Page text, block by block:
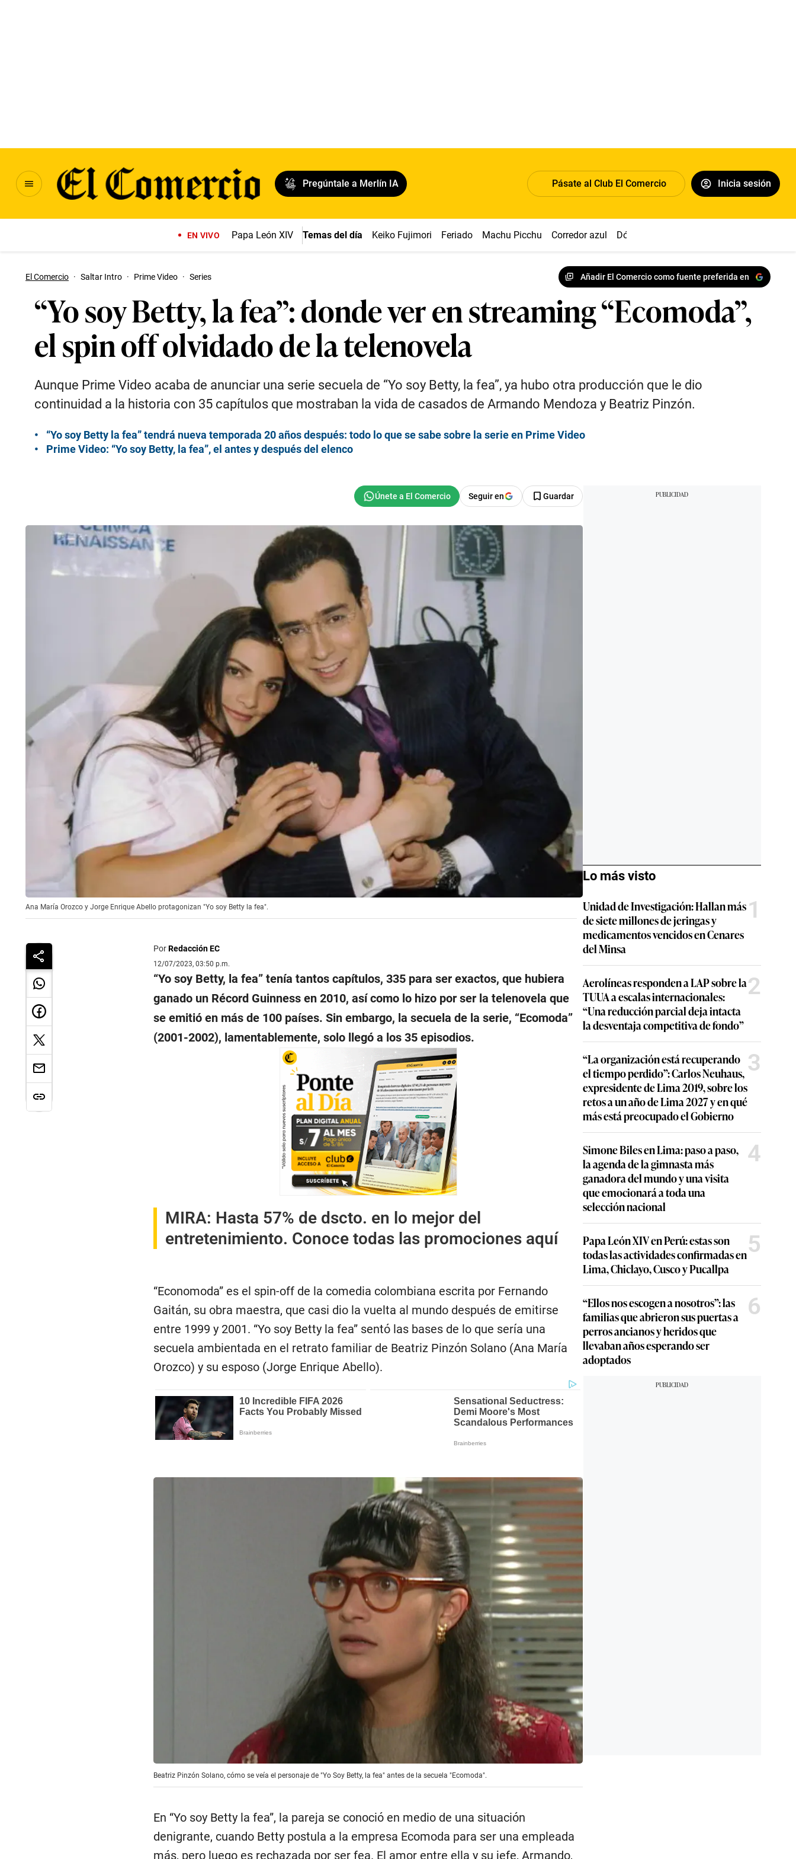
Pregúntale a Merlín IA Pásate al Club El Comercio Inicia sesión
EN VIVO Papa León XIV Temas del día Keiko Fujimori Feriado Machu Picchu Corredor azul Dólar
El Comercio · Saltar Intro · Prime Video · Series Añadir El Comercio como fuente preferida en
“Yo soy Betty, la fea”: donde ver en streaming “Ecomoda”,
el spin off olvidado de la telenovela
Aunque Prime Video acaba de anunciar una serie secuela de “Yo soy Betty, la fea”, ya hubo otra producción que le dio
continuidad a la historia con 35 capítulos que mostraban la vida de casados de Armando Mendoza y Beatriz Pinzón.
“Yo soy Betty la fea” tendrá nueva temporada 20 años después: todo lo que se sabe sobre la serie en Prime Video
Prime Video: “Yo soy Betty, la fea”, el antes y después del elenco
Seguir en Guardar
Ana María Orozco y Jorge Enrique Abello protagonizan "Yo soy Betty la fea".
PorRedacción EC
12/07/2023, 03:50 p.m.
“Yo soy Betty, la fea” tenía tantos capítulos, 335 para ser exactos, que hubiera
ganado un Récord Guinness en 2010, así como lo hizo por ser la telenovela que
se emitió en más de 100 países. Sin embargo, la secuela de la serie, “Ecomoda”
(2001-2002), lamentablemente, solo llegó a los 35 episodios.
MIRA: Hasta 57% de dscto. en lo mejor del
entretenimiento. Conoce todas las promociones aquí
“Economoda” es el spin-off de la comedia colombiana escrita por Fernando
Gaitán, su obra maestra, que casi dio la vuelta al mundo después de emitirse
entre 1999 y 2001. “Yo soy Betty la fea” sentó las bases de lo que sería una
secuela ambientada en el retrato familiar de Beatriz Pinzón Solano (Ana María
Orozco) y su esposo (Jorge Enrique Abello).
Beatriz Pinzón Solano, cómo se veía el personaje de "Yo Soy Betty, la fea" antes de la secuela "Ecomoda".
En “Yo soy Betty la fea”, la pareja se conoció en medio de una situación
denigrante, cuando Betty postula a la empresa Ecomoda para ser una empleada
más, pero luego es rechazada por ser fea. El amor entre ella y su jefe, Armando,
Lo más visto
Unidad de Investigación: Hallan más
de siete millones de jeringas y
medicamentos vencidos en Cenares
del Minsa
1
Aerolíneas responden a LAP sobre la
TUUA a escalas internacionales:
“Una reducción parcial deja intacta
la desventaja competitiva de fondo”
2
“La organización está recuperando
el tiempo perdido”: Carlos Neuhaus,
expresidente de Lima 2019, sobre los
retos a un año de Lima 2027 y en qué
más está preocupado el Gobierno
3
Simone Biles en Lima: paso a paso,
la agenda de la gimnasta más
ganadora del mundo y una visita
que emocionará a toda una
selección nacional
4
Papa León XIV en Perú: estas son
todas las actividades confirmadas en
Lima, Chiclayo, Cusco y Pucallpa
5
“Ellos nos escogen a nosotros”: las
familias que abrieron sus puertas a
perros ancianos y heridos que
llevaban años esperando ser
adoptados
6